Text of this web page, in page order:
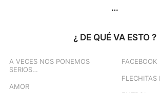
…
¿ DE QUÉ VA ESTO ?
A VECES NOS PONEMOS
SERIOS…
AMOR
FACEBOOK
FLECHITAS